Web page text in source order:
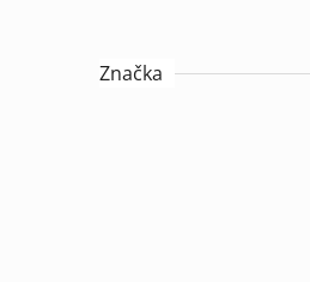
Značka